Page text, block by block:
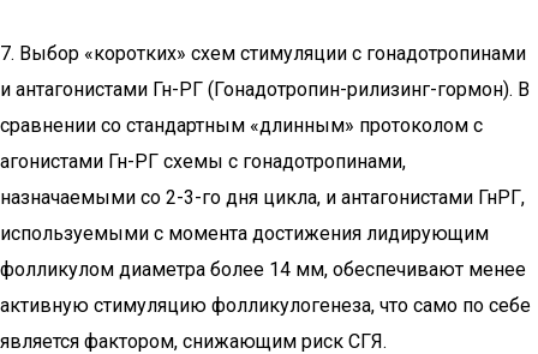
7. Выбор «коротких» схем стимуляции с гонадотропинами
и антагонистами Гн-РГ (Гонадотропин-рилизинг-гормон). В
сравнении со стандартным «длинным» протоколом с
агонистами Гн-РГ схемы с гонадотропинами,
назначаемыми со 2-3-го дня цикла, и антагонистами ГнРГ,
используемыми с момента достижения лидирующим
фолликулом диаметра более 14 мм, обеспечивают менее
активную стимуляцию фолликулогенеза, что само по себе
является фактором, снижающим риск СГЯ.